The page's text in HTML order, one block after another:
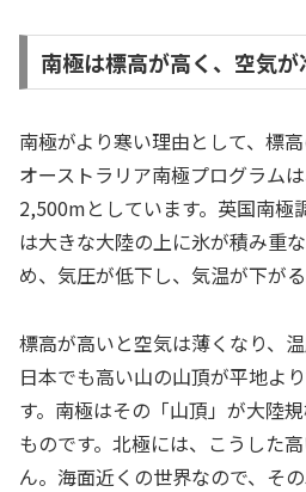
南極は標高が高く、空気
南極がより寒い理由として、標
オーストラリア南極プログラム
2,500mとしています。英国南極
は大きな大陸の上に氷が積み重
め、気圧が低下し、気温が下が
標高が高いと空気は薄くなり、温
日本でも高い山の山頂が平地よ
す。南極はその「山頂」が大陸
ものです。北極には、こうした
ん。海面近くの世界なので、そ